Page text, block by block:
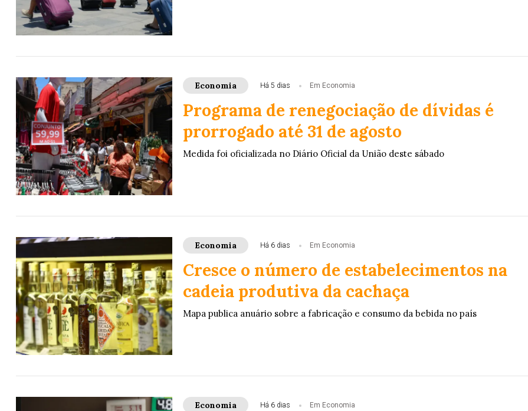
Economia Há 5 dias Em Economia
Programa de renegociação de dívidas é
prorrogado até 31 de agosto
Medida foi oficializada no Diário Oficial da União deste sábado
Economia Há 6 dias Em Economia
Cresce o número de estabelecimentos na
cadeia produtiva da cachaça
Mapa publica anuário sobre a fabricação e consumo da bebida no país
Economia Há 6 dias Em Economia